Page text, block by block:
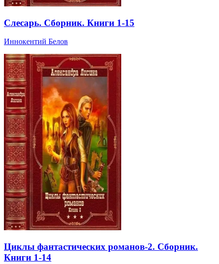
Слесарь. Сборник. Книги 1-15
Иннокентий Белов
Циклы фантастических романов-2. Сборник.
Книги 1-14